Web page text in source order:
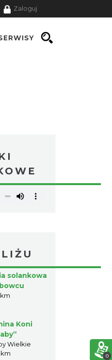
Zaloguj
solankowa
Koni
Wielkie
km
0